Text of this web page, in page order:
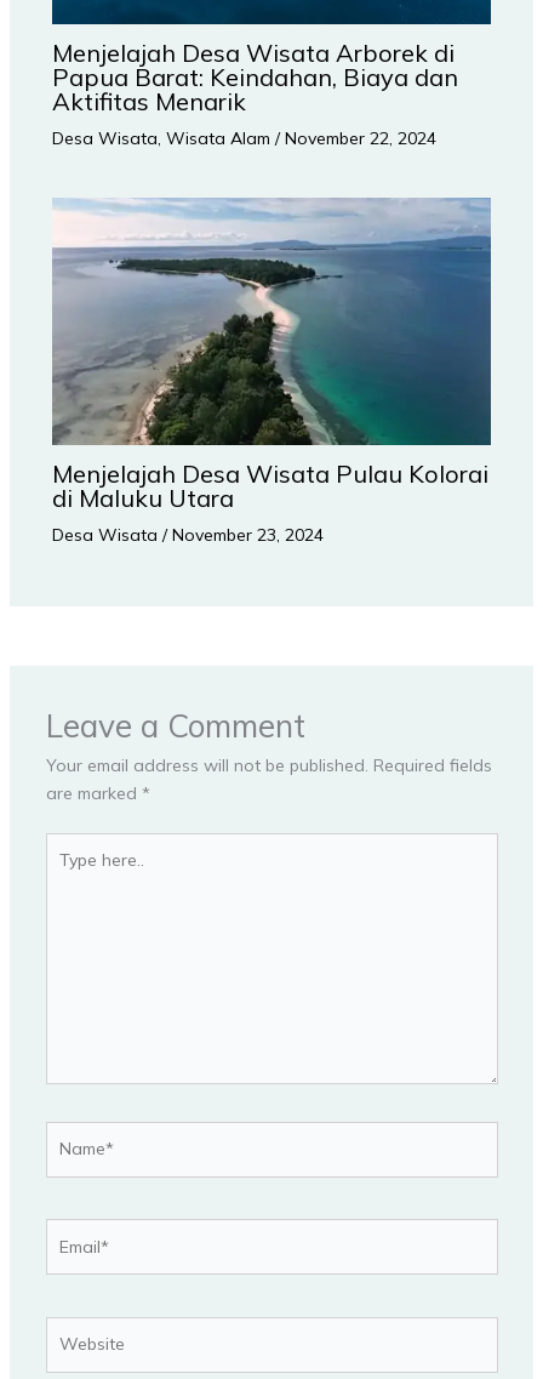
Menjelajah Desa Wisata Arborek di
Papua Barat: Keindahan, Biaya dan
Aktifitas Menarik
Desa Wisata, Wisata Alam /November 22, 2024
Menjelajah Desa Wisata Pulau Kolorai
di Maluku Utara
Desa Wisata /November 23, 2024
Leave a Comment
Your email address will not be published. Required fields
are marked *
here..